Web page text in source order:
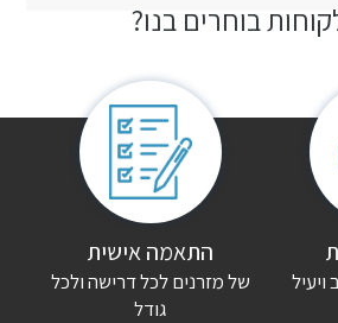
קודש אלישבע”
החובה מסומנים
בוחרים בנו?
התאמה אישית
של מזרנים לכל דרישה ולכל
גודל